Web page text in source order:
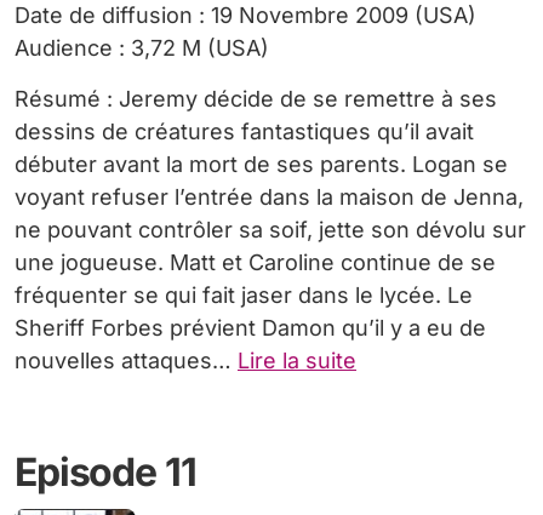
Date de diffusion : 19 Novembre 2009 (USA)
Audience : 3,72 M (USA)
Résumé : Jeremy décide de se remettre à ses
dessins de créatures fantastiques qu’il avait
débuter avant la mort de ses parents. Logan se
voyant refuser l’entrée dans la maison de Jenna,
ne pouvant contrôler sa soif, jette son dévolu sur
une jogueuse. Matt et Caroline continue de se
fréquenter se qui fait jaser dans le lycée. Le
Sheriff Forbes prévient Damon qu’il y a eu de
nouvelles attaques… Lire la suite
Episode 11